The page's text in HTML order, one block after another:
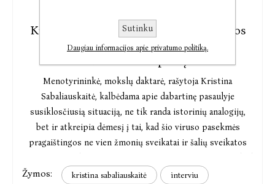
Kristina Sabaliauskaitė: pakišu istorijos
veidrodį, kuriame galime išvysti ir
dabarties atspindį
Menotyrininkė, mokslų daktarė, rašytoja Kristina
Sabaliauskaitė, kalbėdama apie dabartinę pasaulyje
susiklosčiusią situaciją, ne tik randa istorinių analogijų,
bet ir atkreipia dėmesį į tai, kad šio viruso pasekmės
pragaištingos ne vien žmonių sveikatai ir šalių sveikatos
gali paskatinti žmones išsižadėti demokratinių vertybių, o
Žymos: kristina sabaliauskaitė interviu
Sutinku
Daugiau informacijos apie privatumo politiką.